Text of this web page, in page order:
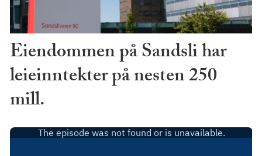
Eiendommen på Sandsli har
leieinntekter på nesten 250
mill.